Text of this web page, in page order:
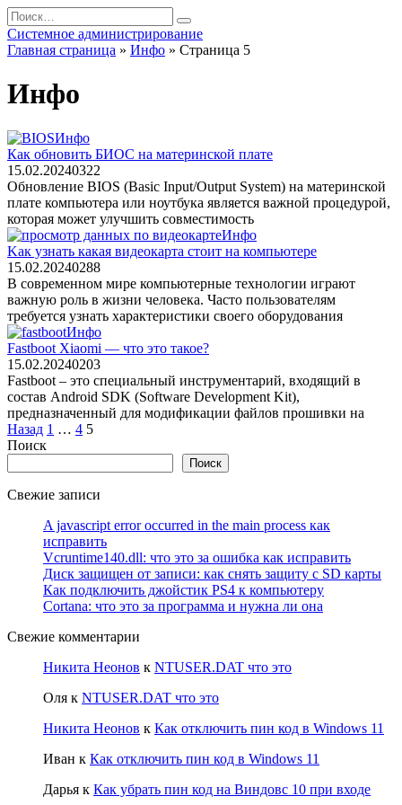
Перейти
к
содержанию
Search
for:
Системное администрирование
Главная страница » Инфо » Страница 5
Инфо
Инфо
Как обновить БИОС на материнской плате
15.02.20240322
Обновление BIOS (Basic Input/Output System) на материнской
плате компьютера или ноутбука является важной процедурой,
которая может улучшить совместимость
Инфо
Kак узнать какая видеокарта стоит на компьютере
15.02.20240288
В современном мире компьютерные технологии играют
важную роль в жизни человека. Часто пользователям
требуется узнать характеристики своего оборудования
Инфо
Fastboot Xiaomi — что это такое?
15.02.20240203
Fastboot – это специальный инструментарий, входящий в
состав Android SDK (Software Development Kit),
предназначенный для модификации файлов прошивки на
Пагинация
записей
Назад 1 … 4 5
Поиск
Поиск
Свежие записи
A javascript error occurred in the main process как
исправить
Vcruntime140.dll: что это за ошибка как исправить
Диск защищен от записи: как снять защиту с SD карты
Как подключить джойстик PS4 к компьютеру
Cortana: что это за программа и нужна ли она
Свежие комментарии
Никита Неонов к NTUSER.DAT что это
Оля к NTUSER.DAT что это
Никита Неонов к Как отключить пин код в Windows 11
Иван к Как отключить пин код в Windows 11
Дарья к Как убрать пин код на Виндовс 10 при входе